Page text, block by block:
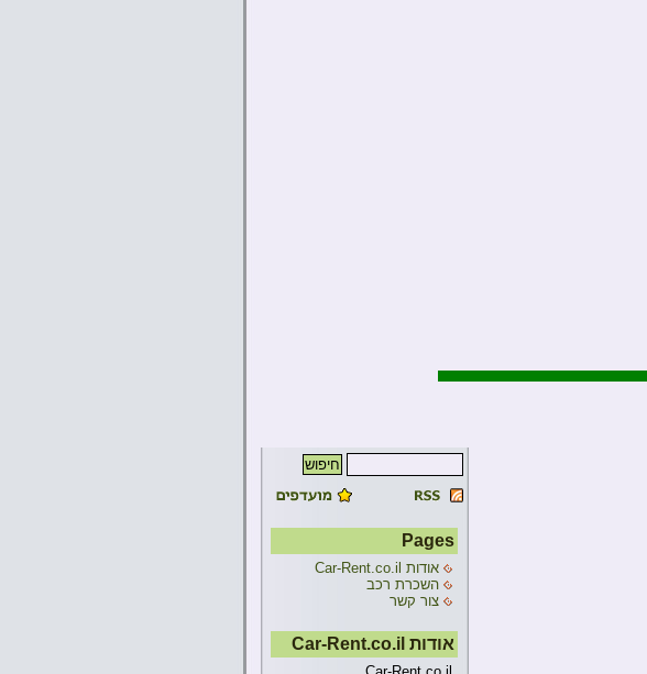
Pages
אודות Car-Rent.co.il
השכרת רכב
צור קשר
אודות Car-Rent.co.il